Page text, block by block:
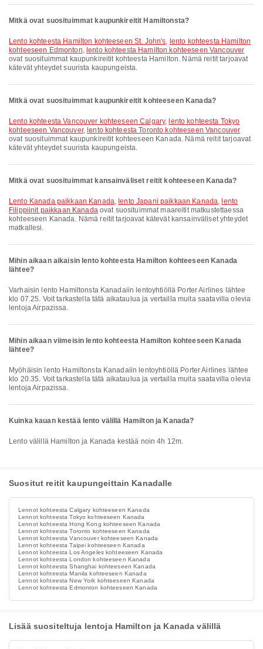
Mitkä ovat suosituimmat kaupunkireitit Hamiltonsta?
lento kohteesta Hamilton kohteeseen St. John's, lento kohteesta Hamilton
kohteeseen Edmonton, lento kohteesta Hamilton kohteeseen Vancouver
ovat suosituimmat kaupunkireitit kohteesta Hamilton. Nämä reitit tarjoavat
kätevät yhteydet suurista kaupungeista.
Mitkä ovat suosituimmat kaupunkireitit kohteeseen Kanada?
lento kohteesta Vancouver kohteeseen Calgary, lento kohteesta Tokyo
kohteeseen Vancouver, lento kohteesta Toronto kohteeseen Vancouver
ovat suosituimmat kaupunkireitit kohteeseen Kanada. Nämä reitit tarjoavat
kätevät yhteydet suurista kaupungeista.
Mitkä ovat suosituimmat kansainväliset reitit kohteeseen Kanada?
lento Kanada paikkaan Kanada, lento Japani paikkaan Kanada, lento
Filippiinit paikkaan Kanadaovat suosituimmat maareitit matkustettaessa
kohteeseen Kanada. Nämä reitit tarjoavat kätevät kansainväliset yhteydet
matkallesi.
Mihin aikaan aikaisin lento kohteesta Hamilton kohteeseen Kanada
lähtee?
Varhaisin lento Hamiltonsta Kanadaiin lentoyhtiöllä Porter Airlines lähtee
klo 07.25. Voit tarkastella tätä aikataulua ja vertailla muita saatavilla olevia
lentoja Airpazissa.
Mihin aikaan viimeisin lento kohteesta Hamilton kohteeseen Kanada
lähtee?
Myöhäisin lento Hamiltonsta Kanadaiin lentoyhtiöllä Porter Airlines lähtee
klo 20.35. Voit tarkastella tätä aikataulua ja vertailla muita saatavilla olevia
lentoja Airpazissa.
Kuinka kauan kestää lento välillä Hamilton ja Kanada?
Lento välillä Hamilton ja Kanada kestää noin 4h 12m.
Suositut reitit kaupungeittain Kanadalle
Lennot kohteesta Calgary kohteeseen Kanada
Lennot kohteesta Tokyo kohteeseen Kanada
Lennot kohteesta Hong Kong kohteeseen Kanada
Lennot kohteesta Toronto kohteeseen Kanada
Lennot kohteesta Vancouver kohteeseen Kanada
Lennot kohteesta Taipei kohteeseen Kanada
Lennot kohteesta Los Angeles kohteeseen Kanada
Lennot kohteesta London kohteeseen Kanada
Lennot kohteesta Shanghai kohteeseen Kanada
Lennot kohteesta Manila kohteeseen Kanada
Lennot kohteesta New York kohteeseen Kanada
Lennot kohteesta Edmonton kohteeseen Kanada
Lisää suositeltuja lentoja Hamilton ja Kanada välillä